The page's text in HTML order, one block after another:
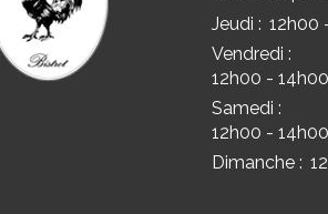
Jeudi : 12h00
Vendredi :
12h00 -
Samedi :
12h00 -
Dimanche :